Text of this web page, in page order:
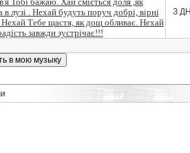
в лузі . Нехай будуть поруч добрі, вірні
Нехай Тебе щастя, як дощ обливає. Нехай
завжди зустрічає!!!
З